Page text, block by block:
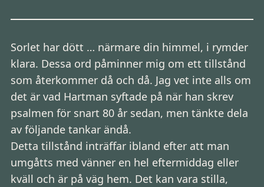
Sorlet har dött … närmare din himmel, i rymder
klara. Dessa ord påminner mig om ett tillstånd
som återkommer då och då. Jag vet inte alls om
det är vad Hartman syftade på när han skrev
psalmen för snart 80 år sedan, men tänkte dela
av följande tankar ändå.
Detta tillstånd inträffar ibland efter att man
umgåtts med vänner en hel eftermiddag eller
kväll och är på väg hem. Det kan vara stilla,